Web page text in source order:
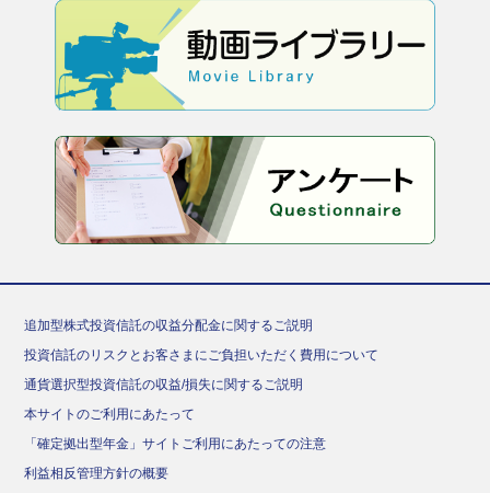
追加型株式投資信託の収益分配金に関するご説明
投資信託のリスクとお客さまにご負担いただく費用について
通貨選択型投資信託の収益/損失に関するご説明
本サイトのご利用にあたって
「確定拠出型年金」サイトご利用にあたっての注意
利益相反管理方針の概要